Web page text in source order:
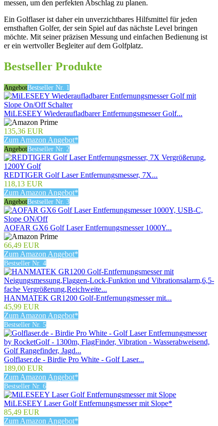
messen, um den perfekten Abschlag zu planen.
Ein Golflaser ist daher ein unverzichtbares Hilfsmittel für jeden
ernsthaften Golfer, der sein Spiel auf das nächste Level bringen
möchte. Mit seiner präzisen Messung und einfachen Bedienung ist
er ein wertvoller Begleiter auf dem Golfplatz.
Bestseller Produkte
AngebotBestseller Nr. 1
MiLESEEY Wiederaufladbarer Entfernungsmesser Golf...
135,36 EUR
Zum Amazon Angebot*
AngebotBestseller Nr. 2
REDTIGER Golf Laser Entfernungsmesser, 7X...
118,13 EUR
Zum Amazon Angebot*
AngebotBestseller Nr. 3
AOFAR GX6 Golf Laser Entfernungsmesser 1000Y...
66,49 EUR
Zum Amazon Angebot*
Bestseller Nr. 4
HANMATEK GR1200 Golf-Entfernungsmesser mit...
45,99 EUR
Zum Amazon Angebot*
Bestseller Nr. 5
Golflaser.de - Birdie Pro White - Golf Laser...
189,00 EUR
Zum Amazon Angebot*
Bestseller Nr. 6
MiLESEEY Laser Golf Entfernungsmesser mit Slope*
85,49 EUR
Zum Amazon Angebot*